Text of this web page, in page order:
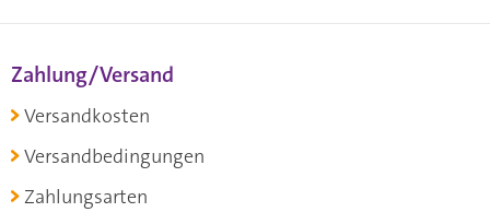
Zahlung/Versand
Versandkosten
Versandbedingungen
Zahlungsarten